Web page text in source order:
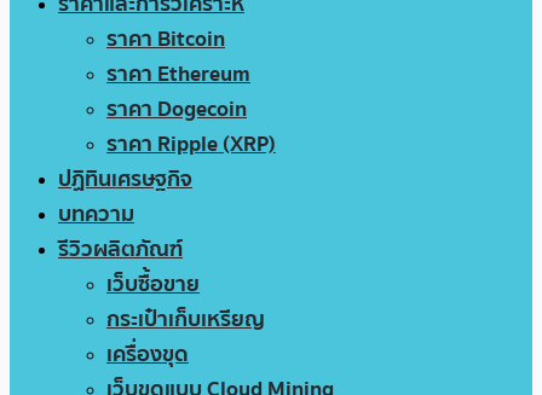
ราคา Bitcoin
ราคา Ethereum
ราคา Dogecoin
ราคา Ripple (XRP)
ปฏิทินเศรษฐกิจ
บทความ
รีวิวผลิตภัณฑ์
เว็บซื้อขาย
กระเป๋าเก็บเหรียญ
เครื่องขุด